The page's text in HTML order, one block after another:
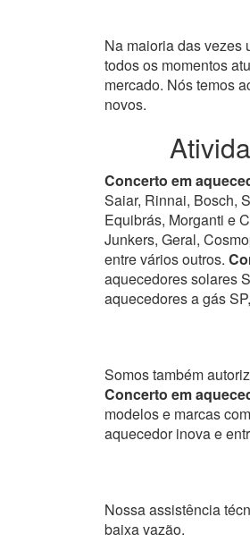
Na maioria das vezes
todos os momentos
mercado. Nós temos
novos.
Concerto em
Saiar, Rinnai, Bosch,
Equibrás, Morganti e
Junkers, Geral,
entre vários outros.
aquecedores solares
aquecedores a gás
Somos também
Concerto em
modelos e marcas
aquecedor inova e
Nossa assistência
baixa vazão.